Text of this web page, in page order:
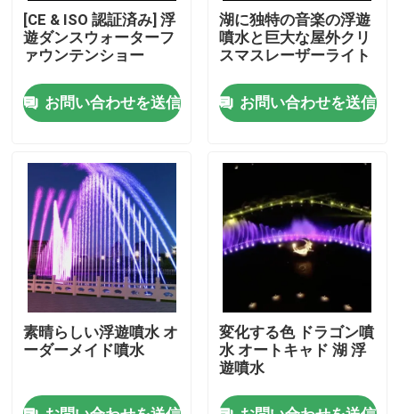
企業情報
会社案内
品質管理
お問い合わせ
見積依頼
浮遊噴水
湖 の 噴水
音楽的な噴水
[CE & ISO 認証済み] 浮
遊ダンスウォーターフ
ァウンテンショー
お問い合わせを送信
湖に独特の音楽の浮遊
噴水と巨大な屋外クリ
スマスレーザーライト
お問い合わせを送信
素晴らしい浮遊噴水 オ
ーダーメイド噴水
変化する色 ドラゴン噴
水 オートキャド 湖 浮
遊噴水